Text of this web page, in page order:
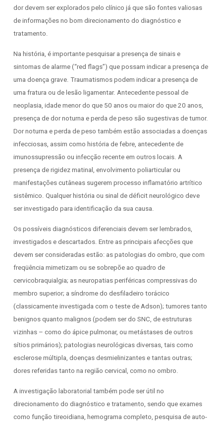
dor devem ser explorados pelo clínico já que são fontes valiosas
de informações no bom direcionamento do diagnóstico e
tratamento.
Na história, é importante pesquisar a presença de sinais e
sintomas de alarme (“red flags”) que possam indicar a presença de
uma doença grave. Traumatismos podem indicar a presença de
uma fratura ou de lesão ligamentar. Antecedente pessoal de
neoplasia, idade menor do que 50 anos ou maior do que 20 anos,
presença de dor noturna e perda de peso são sugestivas de tumor.
Dor noturna e perda de peso também estão associadas a doenças
infecciosas, assim como história de febre, antecedente de
imunossupressão ou infecção recente em outros locais. A
presença de rigidez matinal, envolvimento poliarticular ou
manifestações cutâneas sugerem processo inflamatório artrítico
sistêmico. Qualquer história ou sinal de déficit neurológico deve
ser investigado para identificação da sua causa.
Os possíveis diagnósticos diferenciais devem ser lembrados,
investigados e descartados. Entre as principais afecções que
devem ser consideradas estão: as patologias do ombro, que com
freqüência mimetizam ou se sobrepõe ao quadro de
cervicobraquialgia; as neuropatias periféricas compressivas do
membro superior; a síndrome do desfiladeiro torácico
(classicamente investigada com o teste de Adson); tumores tanto
benignos quanto malignos (podem ser do SNC, de estruturas
vizinhas – como do ápice pulmonar, ou metástases de outros
sítios primários); patologias neurológicas diversas, tais como
esclerose múltipla, doenças desmielinizantes e tantas outras;
dores referidas tanto na região cervical, como no ombro.
A investigação laboratorial também pode ser útil no
direcionamento do diagnóstico e tratamento, sendo que exames
como função tireoidiana, hemograma completo, pesquisa de auto-